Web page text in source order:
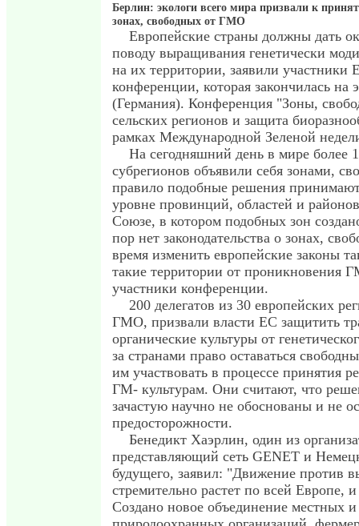
Берлин: экологи всего мира призвали к
зонах, свободных от ГМО
Европейские страны должны дать
поводу выращивания генетически
на их территории, заявили участники
конференции, которая закончилась на
(Германия). Конференция "Зоны,
сельских регионов и защита
рамках Международной Зеленой
На сегодняшний день в мире более
субрегионов объявили себя зонами,
правило подобные решения
уровне провинций, областей и
Союзе, в котором подобных зон
пор нет законодательства о зонах,
время изменить европейские законы
такие территории от проникновения
участники конференции.
200 делегатов из 30 европейских
ГМО, призвали власти ЕС защитить
органические культуры от
за странами право оставаться
им участвовать в процессе принятия
ГМ- культурам. Они считают, что
зачастую научно не обоснованы и не
предосторожности.
Бенедикт Хаэрлин, один из
представляющий сеть GENET и
будущего, заявил: "Движение против
стремительно растет по всей Европе,
Создано новое объединение местных